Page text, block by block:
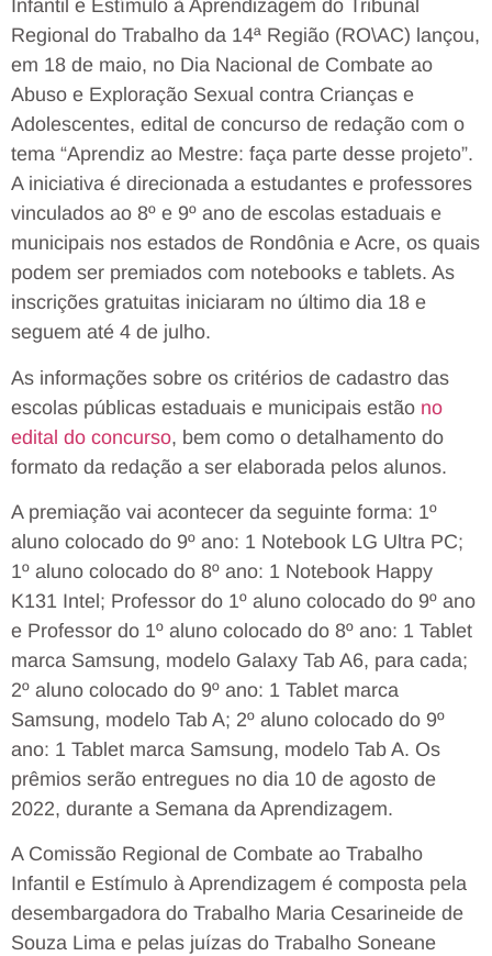
Infantil e Estímulo à Aprendizagem do Tribunal
Regional do Trabalho da 14ª Região (RO\AC) lançou,
em 18 de maio, no Dia Nacional de Combate ao
Abuso e Exploração Sexual contra Crianças e
Adolescentes, edital de concurso de redação com o
tema “Aprendiz ao Mestre: faça parte desse projeto”.
A iniciativa é direcionada a estudantes e professores
vinculados ao 8º e 9º ano de escolas estaduais e
municipais nos estados de Rondônia e Acre, os quais
podem ser premiados com notebooks e tablets. As
inscrições gratuitas iniciaram no último dia 18 e
seguem até 4 de julho.
As informações sobre os critérios de cadastro das
escolas públicas estaduais e municipais estão no
edital do concurso, bem como o detalhamento do
formato da redação a ser elaborada pelos alunos.
A premiação vai acontecer da seguinte forma: 1º
aluno colocado do 9º ano: 1 Notebook LG Ultra PC;
1º aluno colocado do 8º ano: 1 Notebook Happy
K131 Intel; Professor do 1º aluno colocado do 9º ano
e Professor do 1º aluno colocado do 8º ano: 1 Tablet
marca Samsung, modelo Galaxy Tab A6, para cada;
2º aluno colocado do 9º ano: 1 Tablet marca
Samsung, modelo Tab A; 2º aluno colocado do 9º
ano: 1 Tablet marca Samsung, modelo Tab A. Os
prêmios serão entregues no dia 10 de agosto de
2022, durante a Semana da Aprendizagem.
A Comissão Regional de Combate ao Trabalho
Infantil e Estímulo à Aprendizagem é composta pela
desembargadora do Trabalho Maria Cesarineide de
Souza Lima e pelas juízas do Trabalho Soneane